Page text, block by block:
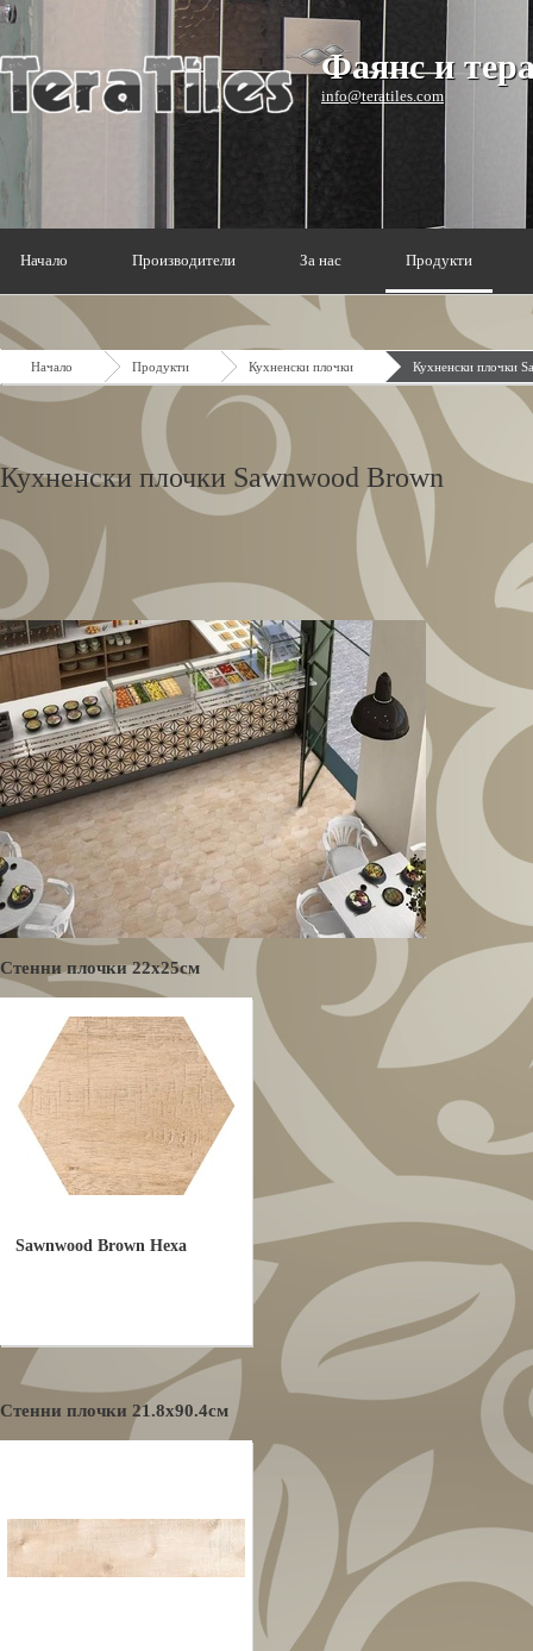
Фаянс и
info@teratiles.com
Начало Производители За нас Продукти
Начало Продукти Кухненски плочки Кухненски плочки
Кухненски плочки Sawnwood Brown
Стенни плочки 22х25см
Sawnwood Brown Hexa
Стенни плочки 21.8x90.4см